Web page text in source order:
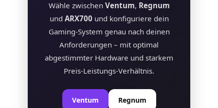
Wähle zwischen Ventum, Regnum
und ARX700 und konfiguriere dein
Gaming-System genau nach deinen
Anforderungen – mit optimal
abgestimmter Hardware und starkem
Preis-Leistungs-Verhältnis.
Ventum Regnum